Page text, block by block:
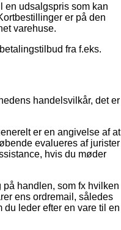
en udsalgspris som kan
er på den
varehuse.
fra f.eks.
handelsvilkår, det er
er en angivelse af at
evalueres af jurister
hvis du møder
handlen, som fx hvilken
ens ordremail, således
leder efter en vare til en